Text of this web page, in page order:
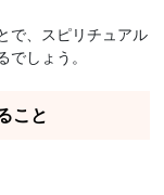
で、スピリチュアル
しょう。
こと